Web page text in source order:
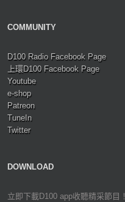
COMMUNITY
D100 Radio Facebook Page
上環D100 Facebook Page
Youtube
e-shop
Patreon
TuneIn
Twitter
DOWNLOAD
立即下載D100 app收聽精采節目！